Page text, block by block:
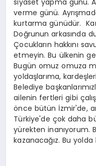
verme günü.
kurtarma günüdür.
Doğrunun arkasında
Çocukların hakkını
etmeyin. Bu ülkenin
Bugün omuz omuza
yoldaşlarıma,
Belediye
ailenin fertleri gibi
önce bütün İzmir'de,
Türkiye'de çok daha
yürekten inanıyorum.
kazanacağız. Bu